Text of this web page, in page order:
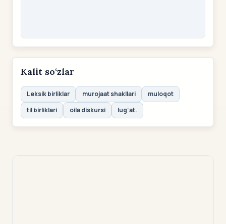
Kalit so‘zlar
Leksik birliklar murojaat shakllari
muloqot
til birliklari
oila diskursi lug‘at.